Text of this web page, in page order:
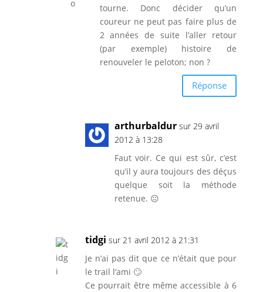
tourne. Donc décider qu’un
coureur ne peut pas faire plus de
2 années de suite l’aller retour
(par exemple) histoire de
renouveler le peloton; non ?
Réponse
arthurbaldur sur 29 avril
2012 à 13:28
Faut voir. Ce qui est sûr, c’est
qu’il y aura toujours des déçus
quelque soit la méthode
retenue. 😐
tidgi sur 21 avril 2012 à 21:31
Je n’ai pas dit que ce n’était que pour
le trail l’ami 🙄
Ce pourrait être même accessible à 6